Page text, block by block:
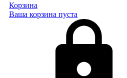
Корзина
Ваша корзина пуста